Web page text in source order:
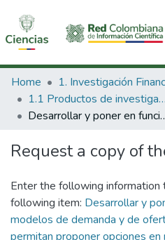
Communities & Collections
All of DSpace
Home
1.1 Productos de investigación
Desarrollar y poner en funcionamiento los modelos de demanda y de oferta de
Request a copy of
Enter the following
following item: Desarrollar y
modelos de demanda y de
permitan proponer opciones